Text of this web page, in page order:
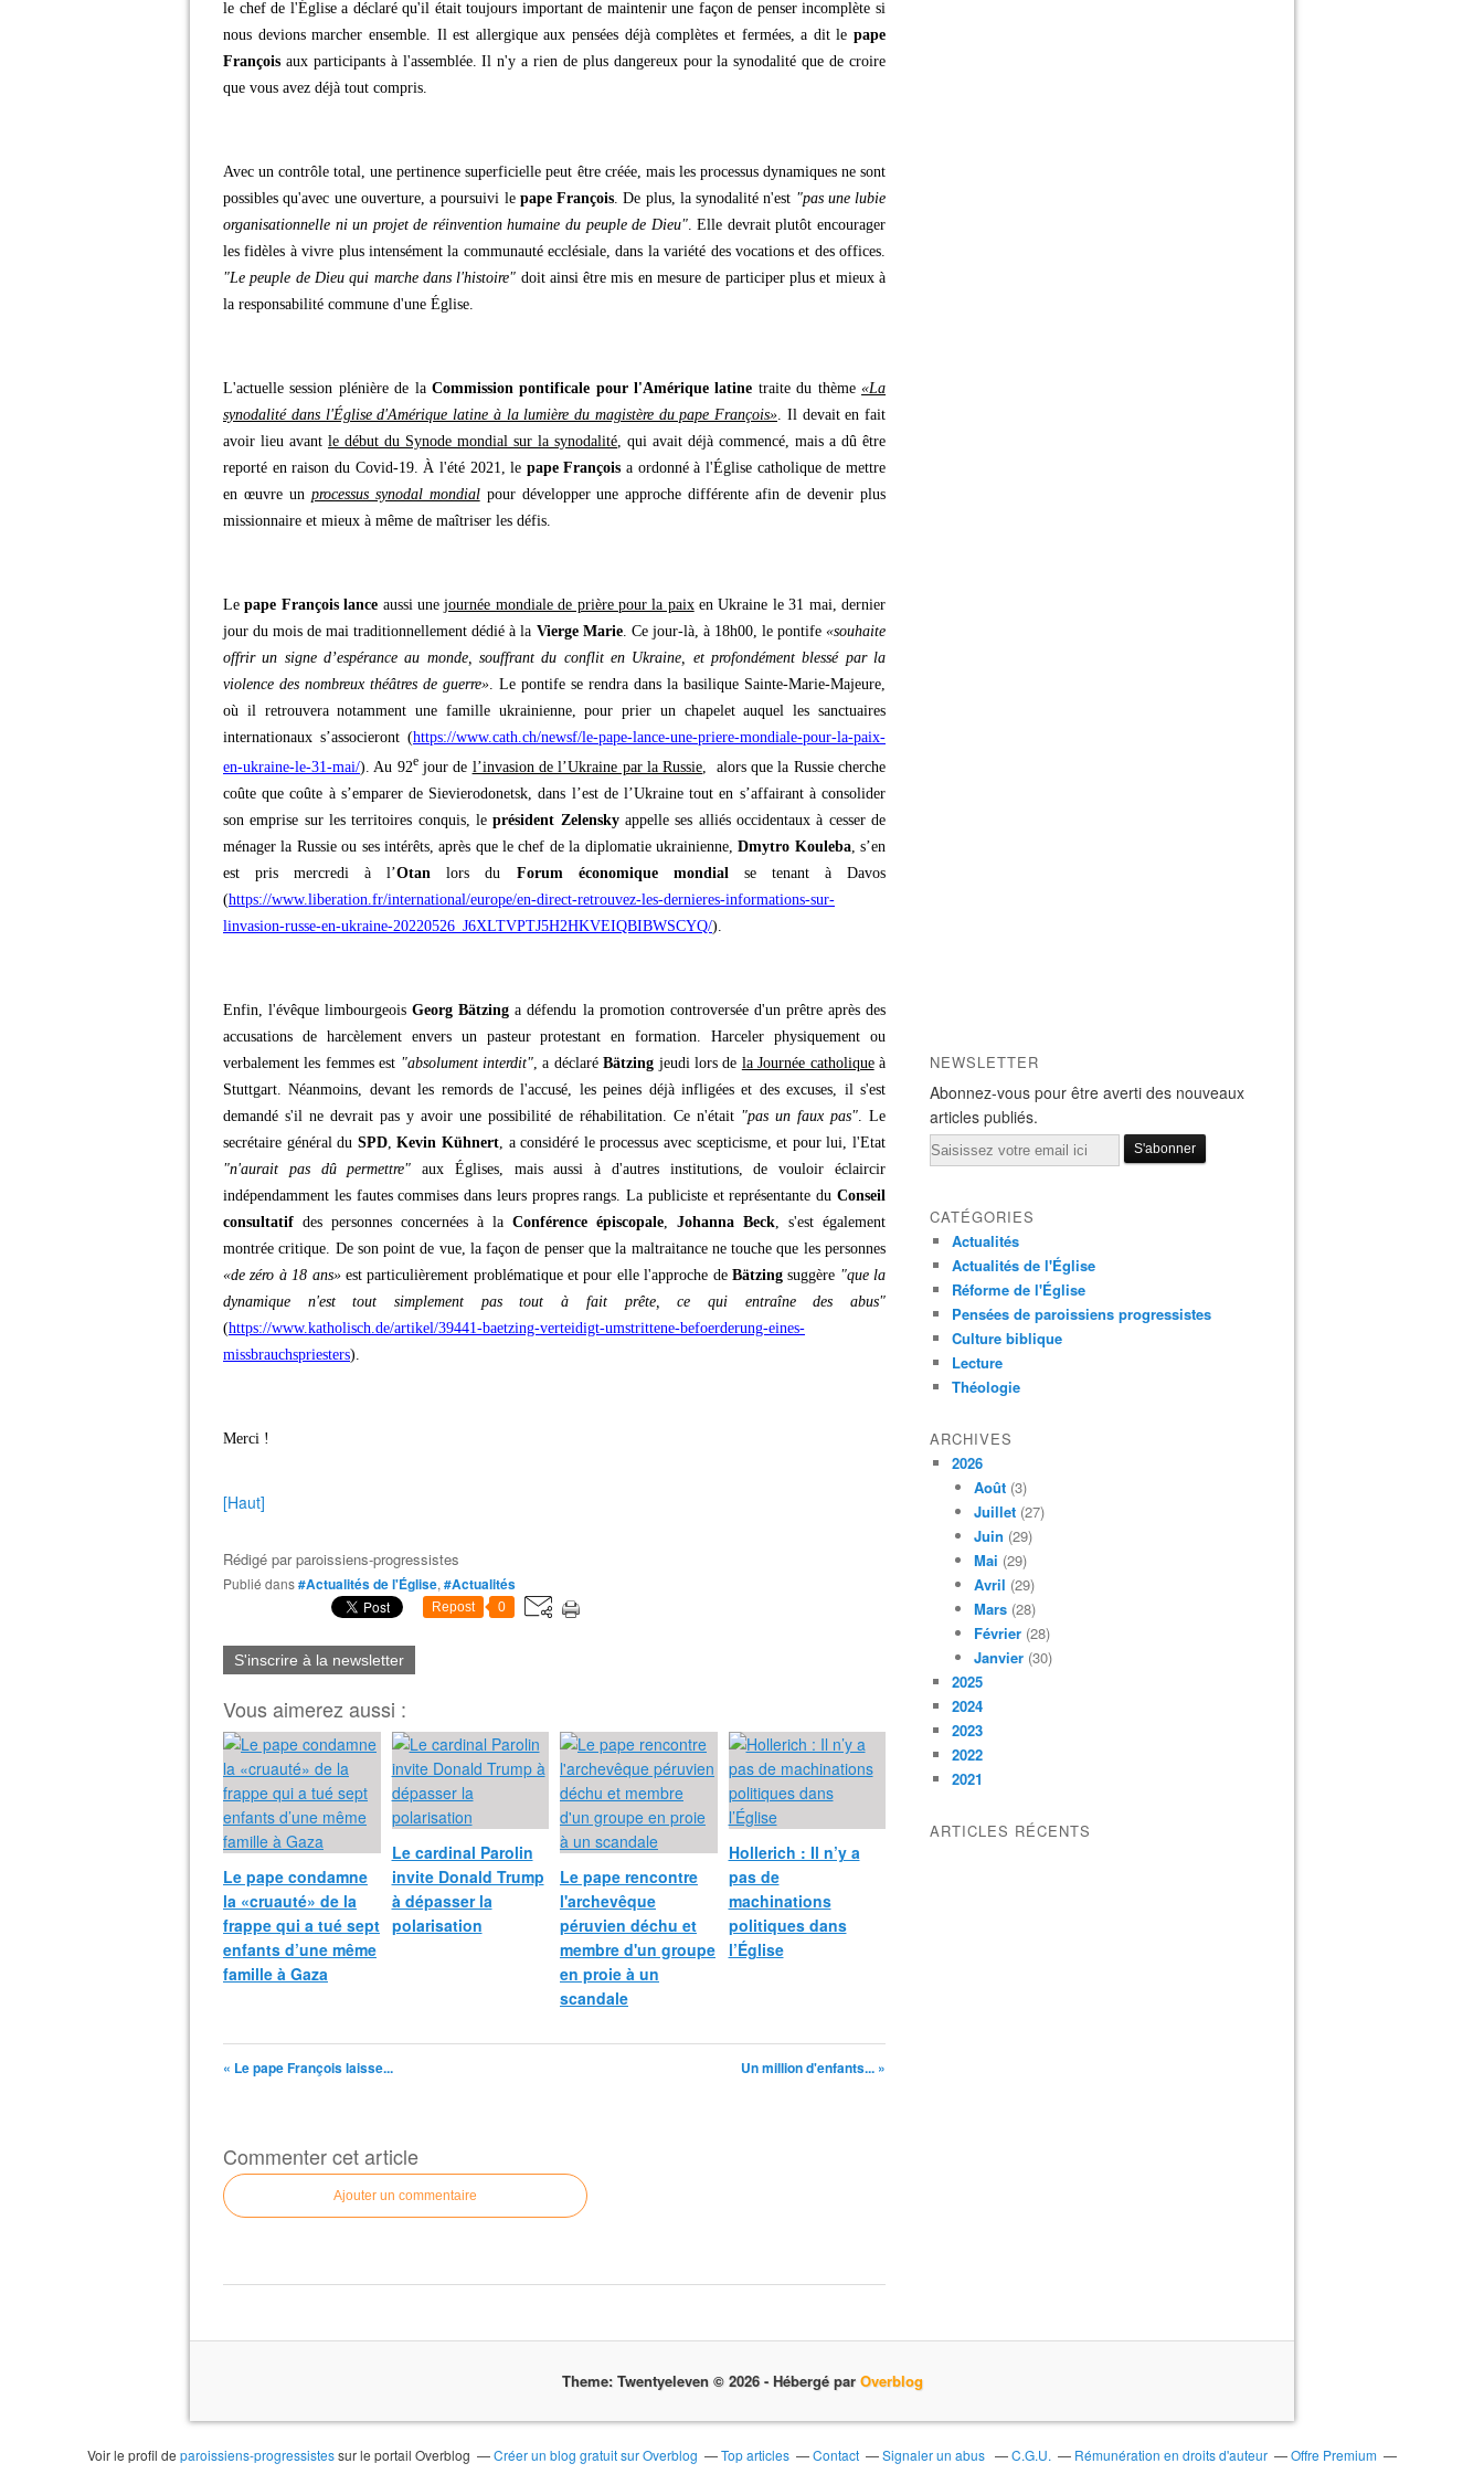
le chef de l'Église a déclaré qu'il était toujours important de maintenir une façon de penser incomplète si
nous devions marcher ensemble. Il est allergique aux pensées déjà complètes et fermées, a dit le pape
François aux participants à l'assemblée. Il n'y a rien de plus dangereux pour la synodalité que de croire
que vous avez déjà tout compris.
Avec un contrôle total, une pertinence superficielle peut être créée, mais les processus dynamiques ne sont
possibles qu'avec une ouverture, a poursuivi le pape François. De plus, la synodalité n'est "pas une lubie
organisationnelle ni un projet de réinvention humaine du peuple de Dieu". Elle devrait plutôt encourager
les fidèles à vivre plus intensément la communauté ecclésiale, dans la variété des vocations et des offices.
"Le peuple de Dieu qui marche dans l'histoire" doit ainsi être mis en mesure de participer plus et mieux à
la responsabilité commune d'une Église.
L'actuelle session plénière de la Commission pontificale pour l'Amérique latine traite du thème«La
synodalité dans l'Église d'Amérique latine à la lumière du magistère du pape François». Il devait en fait
avoir lieu avant le début du Synode mondial sur la synodalité, qui avait déjà commencé, mais a dû être
reporté en raison du Covid-19. À l'été 2021, le pape François a ordonné à l'Église catholique de mettre
en œuvre un processus synodal mondialpour développer une approche différente afin de devenir plus
missionnaire et mieux à même de maîtriser les défis.
Lepape François lance aussi unejournée mondiale de prière pour la paixen Ukraine le 31 mai, dernier
jour du mois de mai traditionnellement dédié à la Vierge Marie. Ce jour-là, à 18h00, le pontife«souhaite
offrir un signe d’espérance au monde, souffrant du conflit en Ukraine, et profondément blessé par la
violence des nombreux théâtres de guerre». Le pontife se rendra dans la basilique Sainte-Marie-Majeure,
où il retrouvera notamment une famille ukrainienne, pour prier un chapelet auquel les sanctuaires
internationaux s’associeront (https://www.cath.ch/newsf/le-pape-lance-une-priere-mondiale-pour-la-paix-
en-ukraine-le-31-mai/). Au 92ejour de l’invasion de l’Ukraine par la Russie , alors que la Russie cherche
coûte que coûte à s’emparer de Sievierodonetsk, dans l’est de l’Ukraine tout en s’affairant à consolider
son emprise sur les territoires conquis, leprésident Zelenskyappelle ses alliés occidentaux à cesser de
ménager la Russie ou ses intérêts, après que le chef de la diplomatie ukrainienne,Dmytro Kouleba, s’en
est pris mercredi à l’Otan lors du Forum économique mondial se tenant à Davos
(https://www.liberation.fr/international/europe/en-direct-retrouvez-les-dernieres-informations-sur-
linvasion-russe-en-ukraine-20220526_J6XLTVPTJ5H2HKVEIQBIBWSCYQ/).
Enfin, l'évêque limbourgeoisGeorg Bätzing a défendu la promotion controversée d'un prêtre après des
accusations de harcèlement envers un pasteur protestant en formation. Harceler physiquement ou
verbalement les femmes est "absolument interdit" , a déclaréBätzing jeudi lors de la Journée catholiqueà
Stuttgart. Néanmoins, devant les remords de l'accusé, les peines déjà infligées et des excuses, il s'est
demandé s'il ne devrait pas y avoir une possibilité de réhabilitation. Ce n'était "pas un faux pas". Le
secrétaire général du SPD,Kevin Kühnert , a considéré le processus avec scepticisme, et pour lui, l'Etat
"n'aurait pas dû permettre" aux Églises, mais aussi à d'autres institutions, de vouloir éclaircir
indépendamment les fautes commises dans leurs propres rangs. La publiciste et représentante du Conseil
consultatif des personnes concernées à la Conférence épiscopale Johanna Beck , s'est également
montrée critique. De son point de vue, la façon de penser que la maltraitance ne touche que les personnes
«de zéro à 18 ans»est particulièrement problématique et pour elle l'approche de Bätzingsuggère "que la
dynamique n'est tout simplement pas tout à fait prête, ce qui entraîne des abus"
(https://www.katholisch.de/artikel/39441-baetzing-verteidigt-umstrittene-befoerderung-eines-
missbrauchspriesters).
Merci !
[Haut]
Rédigé parparoissiens-progressistes
Publié dans#Actualités de l'Église, #Actualités
Repost 0
S'inscrire à la newsletter
Vous aimerez aussi :
Le pape condamne
la «cruauté» de la
frappe qui a tué sept
enfants d’une même
famille à Gaza
Le cardinal Parolin
invite Donald Trump
à dépasser la
polarisation
Le pape rencontre
l'archevêque
péruvien déchu et
membre d'un groupe
en proie à un
scandale
Hollerich : Il n’y a
pas de
machinations
politiques dans
l’Église
« Le pape François laisse... Un million d'enfants... »
Commenter cet article
Ajouter un commentaire
NEWSLETTER
Abonnez-vous pour être averti des nouveaux
articles publiés.
Email
CATÉGORIES
Actualités
Actualités de l'Église
Réforme de l'Église
Pensées de paroissiens progressistes
Culture biblique
Lecture
Théologie
ARCHIVES
2026
Août (3)
Juillet (27)
Juin (29)
Mai (29)
Avril (29)
Mars (28)
Février (28)
Janvier (30)
2025
2024
2023
2022
2021
ARTICLES RÉCENTS
Theme: Twentyeleven © 2026 - Hébergé par Overblog
Voir le profil de paroissiens-progressistessur le portail Overblog Créer un blog gratuit sur Overblog Top articles Contact Signaler un abus C.G.U. Rémunération en droits d'auteur
Offre Premium